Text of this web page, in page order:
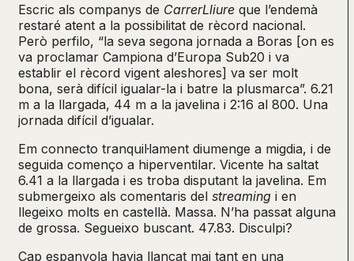
Escric als companys de CarrerLliure que l’endemà
restaré atent a la possibilitat de rècord nacional.
Però perfilo, “la seva segona jornada a Boras [on es
va proclamar Campiona d’Europa Sub20 i va
establir el rècord vigent aleshores] va ser molt
bona, serà difícil igualar-la i batre la plusmarca”. 6.21
m a la llargada, 44 m a la javelina i 2:16 al 800. Una
jornada difícil d’igualar.
Em connecto tranquil·lament diumenge a migdia, i de
seguida començo a hiperventilar. Vicente ha saltat
6.41 a la llargada i es troba disputant la javelina. Em
submergeixo als comentaris del streaming i en
llegeixo molts en castellà. Massa. N’ha passat alguna
de grossa. Segueixo buscant. 47.83. Disculpi?
Cap espanyola havia llançat mai tant en una